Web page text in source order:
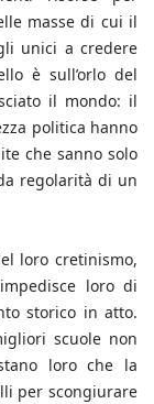
masse di cui il
unici a credere
è sull’orlo del
il mondo: il
politica hanno
che sanno solo
regolarità di un
loro cretinismo,
loro di
storico in atto.
scuole non
loro che la
per scongiurare